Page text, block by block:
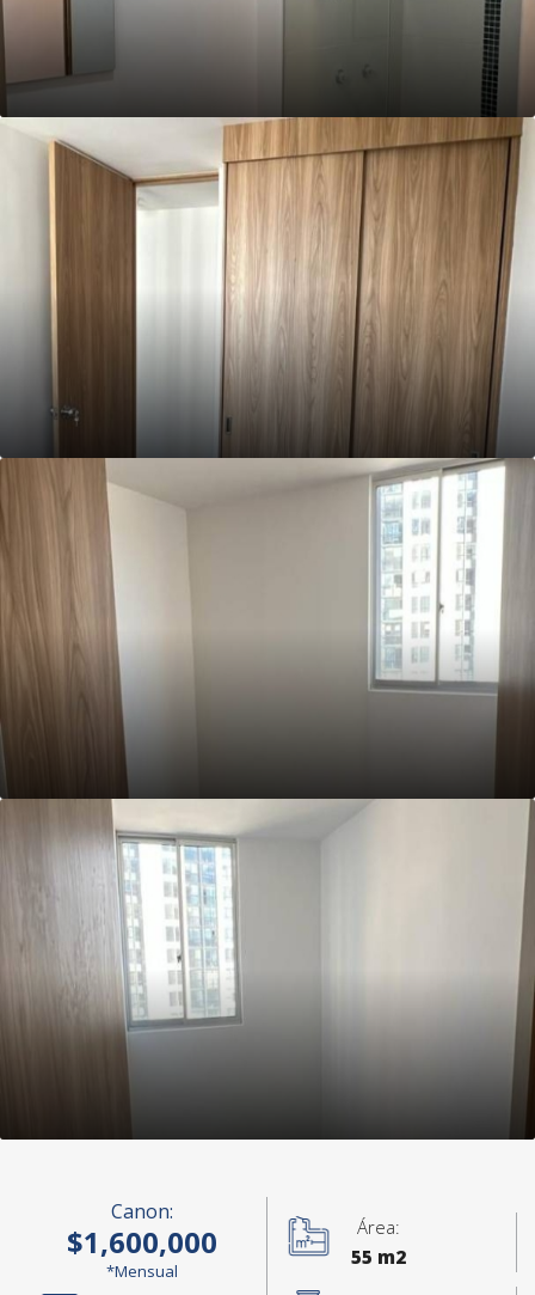
Canon:
$1,600,000
*Mensual
Área:
55 m2